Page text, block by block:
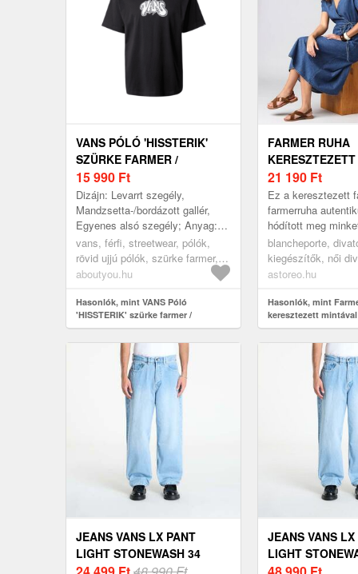
VANS PÓLÓ 'HISSTERIK'
SZÜRKE FARMER /
SÖTÉTSZÜRKE / FEKETE /
FEHÉR
15 990 Ft
Dizájn: Levarrt szegély,
Mandzsetta-/bordázott gallér,
Egyenes alsó szegély; Anyag:
Dzsörzé; Kivágás: Kereknyakú
kivágás; Minta: Logó nyomtatás;
Ex...
vans, férfi, streetwear, pólók,
rövid ujjú pólók, szürke farmer,
sötétszürke, fekete, fehér
aboutyou.hu
Hasonlók, mint VANS Póló
'HISSTERIK' szürke farmer /
sötétszürke / fekete / fehér
FARMER RUHA
21 190 Ft
Ez a keresztezett
farmerruha
hódított meg
Laza farmer.
nyakkivágás
...
blancheporte,
kiegészítők, női
szoknyák, ruhák,
astoreo.hu
Hasonlók, mint
keresztezett mintával
JEANS VANS LX PANT
LIGHT STONEWASH 34
JEANS VANS LX
LIGHT